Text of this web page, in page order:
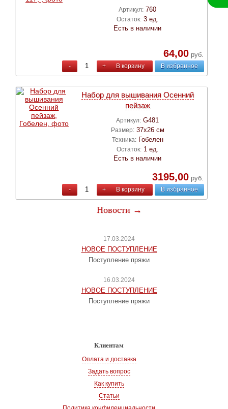
Артикул: 760
Остаток: 3 ед.
Есть в наличии
64,00руб.
- + В корзину В избранное
Набор для вышивания Осенний
пейзаж
Артикул: G481
Размер: 37х26 см
Техника: Гобелен
Остаток: 1 ед.
Есть в наличии
3195,00руб.
- + В корзину В избранное
Новости →
17.03.2024
НОВОЕ ПОСТУПЛЕНИЕ
Поступление пряжи
16.03.2024
НОВОЕ ПОСТУПЛЕНИЕ
Поступление пряжи
Клиентам
Оплата и доставка
Задать вопрос
Как купить
Статьи